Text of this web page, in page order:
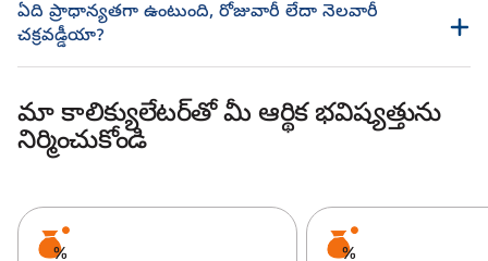
ఏది ప్రాధాన్యతగా ఉంటుంది, రోజువారీ లేదా నెలవారీ
చక్రవడ్డీయా?
మా కాలిక్యులేటర్‌తో మీ ఆర్థిక భవిష్యత్తును
నిర్మించుకోండి